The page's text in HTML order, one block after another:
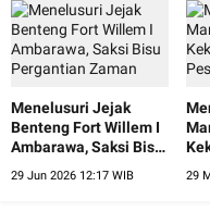
Menelusuri Jejak
Benteng Fort Willem I
Ambarawa, Saksi Bisu
29 Jun 2026 12:17 WIB 29